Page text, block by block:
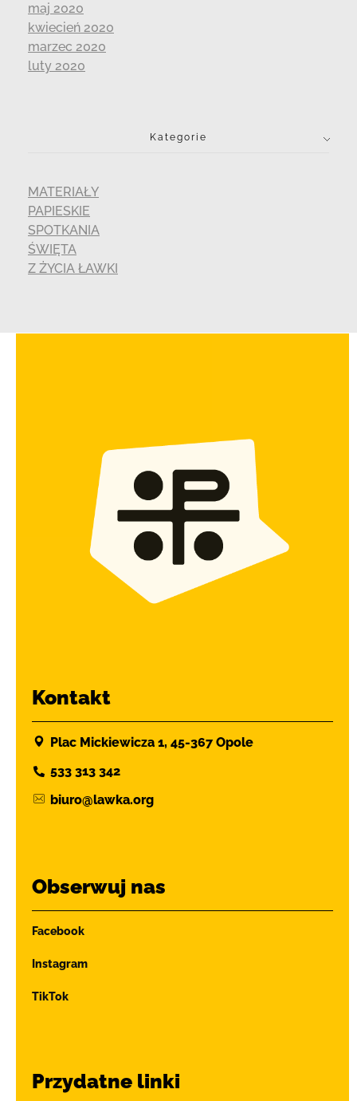
maj 2020
kwiecień 2020
marzec 2020
luty 2020
Kategorie
MATERIAŁY
PAPIESKIE
SPOTKANIA
ŚWIĘTA
Z ŻYCIA ŁAWKI
Kontakt
Plac Mickiewicza 1, 45-367 Opole
533 313 342
biuro@lawka.org
Obserwuj nas
Facebook
Instagram
TikTok
Przydatne linki